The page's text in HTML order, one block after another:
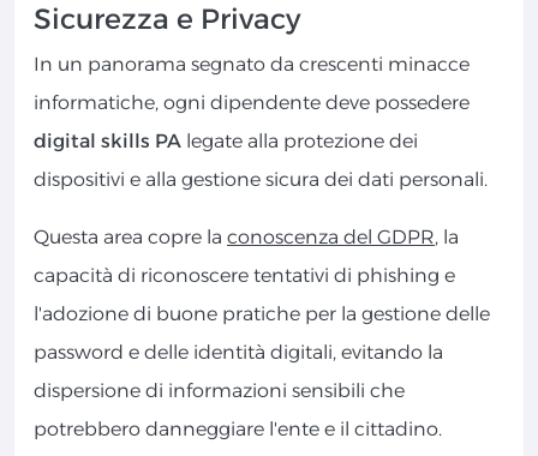
Sicurezza e Privacy
In un panorama segnato da crescenti minacce
informatiche, ogni dipendente deve possedere
digital skills PA legate alla protezione dei
dispositivi e alla gestione sicura dei dati personali.
Questa area copre la conoscenza del GDPR, la
capacità di riconoscere tentativi di phishing e
l'adozione di buone pratiche per la gestione delle
password e delle identità digitali, evitando la
dispersione di informazioni sensibili che
potrebbero danneggiare l'ente e il cittadino.